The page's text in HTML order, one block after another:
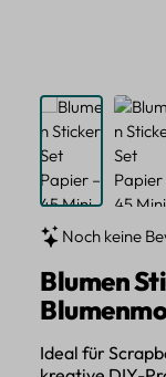
Noch keine
Blumen
Ideal für